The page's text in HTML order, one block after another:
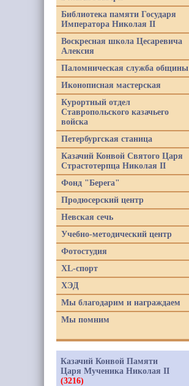
Библиотека памяти Государя
Императора Николая II
Воскресная школа Цесаревича
Алексия
Паломническая служба общины
Иконописная мастерская
Курортный отдел
Ставропольского казачьего
войска
Петербургская станица
Казачий Конвой Святого Царя
Страстотерпца Николая II
Фонд "Берега"
Продюсерский центр
Невская сечь
Учебно-методический центр
Фотостудия
XL-спорт
ХЭД
Мы благодарим и награждаем
Мы помним
Казачий Конвой Памяти
Царя Мученика Николая II
(3216)